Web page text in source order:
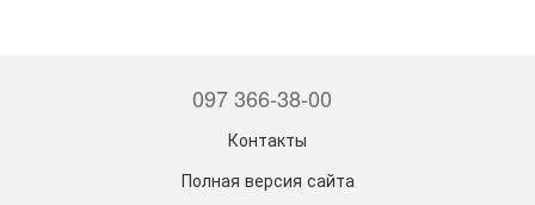
097 366-38-00
Контакты
Полная версия сайта